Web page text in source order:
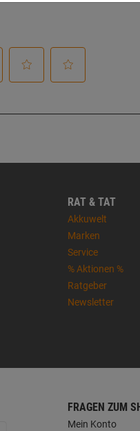
RAT & TAT
Akkuwelt
Marken
Service
% Aktionen %
Ratgeber
Newsletter
FRAGEN ZUM
Mein Konto